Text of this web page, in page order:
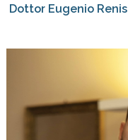
Dottor Eugenio Renis